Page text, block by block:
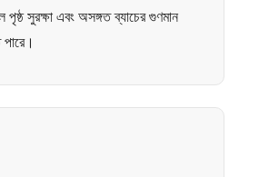
পৃষ্ঠ সুরক্ষা এবং অসঙ্গত ব্যাচের গুণমান